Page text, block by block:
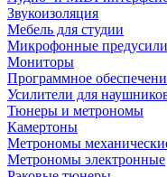
Звукоизоляция
Мебель для студии
Микрофонные
Мониторы
Программное
Усилители для
Тюнеры и метрономы
Камертоны
Метрономы
Метрономы электронные